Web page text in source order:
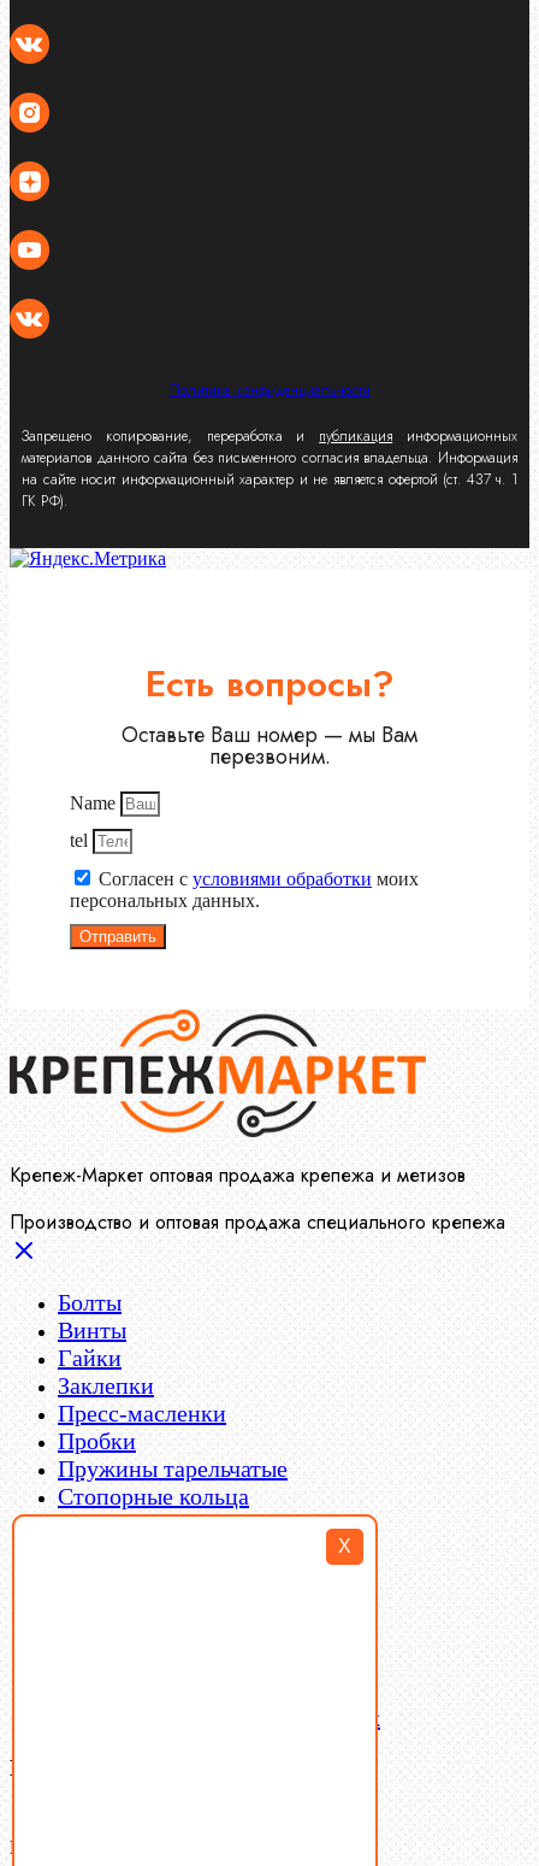
X
Политика конфиденциальности
Запрещено копирование, переработка и публикация информационных
материалов данного сайта без письменного согласия владельца. Информация
на сайте носит информационный характер и не является офертой (ст. 437 ч. 1
ГК РФ).
Есть вопросы?
Оставьте Ваш номер — мы Вам
перезвоним.
Name
tel
Согласен с условиями обработки моих
персональных данных.
Отправить
Крепеж-Маркет оптовая продажа крепежа и метизов
Производство и оптовая продажа специального крепежа
Болты
Винты
Гайки
Заклепки
Пресс-масленки
Пробки
Пружины тарельчатые
Стопорные кольца
Такелаж
Латунный и бронзовый крепеж
Ваша корзина
В корзине нет товаров.